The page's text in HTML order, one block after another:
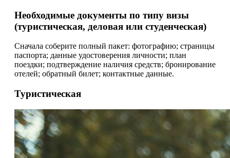
Необходимые документы по типу визы
(туристическая, деловая или студенческая)
Сначала соберите полный пакет: фотографию; страницы
паспорта; данные удостоверения личности; план
поездки; подтверждение наличия средств; бронирование
отелей; обратный билет; контактные данные.
Туристическая